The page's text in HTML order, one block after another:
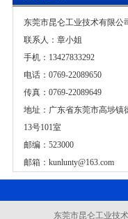
东莞市昆仑工业技术有限公
联系人：章小姐
手机：13427833292
电话：0769-22089650
传真：0769-22089649
地址：广东省东莞市高埗镇
13号101室
邮编：523000
邮箱： kunlunty@163.com
东莞市昆仑工业技